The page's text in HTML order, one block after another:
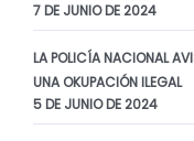
7 DE JUNIO DE 2024
LA POLICÍA NACIONAL
UNA OKUPACIÓN ILEGAL
5 DE JUNIO DE 2024